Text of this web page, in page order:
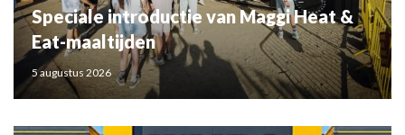
Speciale introductie van Maggi Heat &
Eat-maaltijden
5 augustus 2026